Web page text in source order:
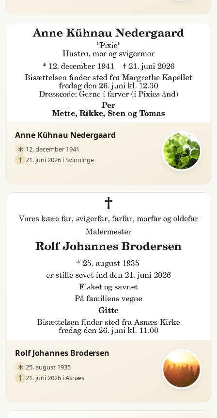
Anne Kühnau Nedergaard
12. december 1941
21. juni 2026 i Svinninge
Rolf Johannes Brodersen
25. august 1935
21. juni 2026 i Asnæs